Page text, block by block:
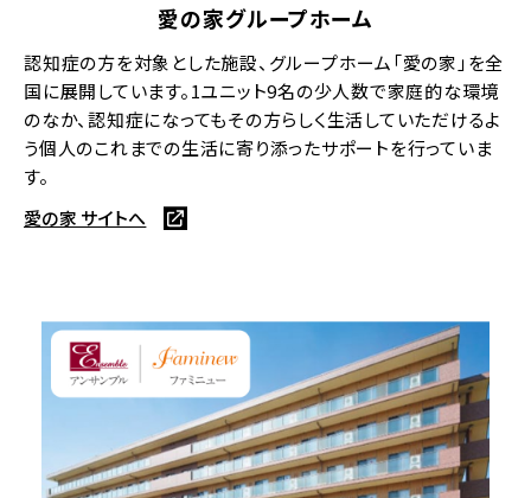
愛の家グループホーム
認知症の方を対象とした施設、グループホーム「愛の家」を全
国に展開しています。1ユニット9名の少人数で家庭的な環境
のなか、認知症になってもその方らしく生活していただけるよ
う個人のこれまでの生活に寄り添ったサポートを行っていま
す。
愛の家 サイトへ